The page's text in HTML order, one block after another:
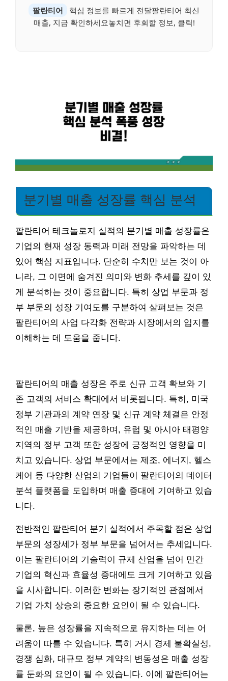
팔란티어
핵심 정보를 빠르게 전달팔란티어 최신
매출, 지금 확인하세요놓치면 후회할 정보, 클릭!
분기별 매출 성장률 핵심 분석
팔란티어 테크놀로지 실적의 분기별 매출 성장률은
기업의 현재 성장 동력과 미래 전망을 파악하는 데
있어 핵심 지표입니다. 단순히 수치만 보는 것이 아
니라, 그 이면에 숨겨진 의미와 변화 추세를 깊이 있
게 분석하는 것이 중요합니다. 특히 상업 부문과 정
부 부문의 성장 기여도를 구분하여 살펴보는 것은
팔란티어의 사업 다각화 전략과 시장에서의 입지를
이해하는 데 도움을 줍니다.
팔란티어의 매출 성장은 주로 신규 고객 확보와 기
존 고객의 서비스 확대에서 비롯됩니다. 특히, 미국
정부 기관과의 계약 연장 및 신규 계약 체결은 안정
적인 매출 기반을 제공하며, 유럽 및 아시아 태평양
지역의 정부 고객 또한 성장에 긍정적인 영향을 미
치고 있습니다. 상업 부문에서는 제조, 에너지, 헬스
케어 등 다양한 산업의 기업들이 팔란티어의 데이터
분석 플랫폼을 도입하며 매출 증대에 기여하고 있습
니다.
전반적인 팔란티어 분기 실적에서 주목할 점은 상업
부문의 성장세가 정부 부문을 넘어서는 추세입니다.
이는 팔란티어의 기술력이 규제 산업을 넘어 민간
기업의 혁신과 효율성 증대에도 크게 기여하고 있음
을 시사합니다. 이러한 변화는 장기적인 관점에서
기업 가치 상승의 중요한 요인이 될 수 있습니다.
물론, 높은 성장률을 지속적으로 유지하는 데는 어
려움이 따를 수 있습니다. 특히 거시 경제 불확실성,
경쟁 심화, 대규모 정부 계약의 변동성은 매출 성장
률 둔화의 요인이 될 수 있습니다. 이에 팔란티어는